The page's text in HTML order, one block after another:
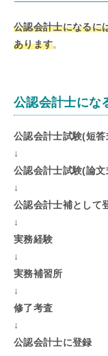
公認会計士になるに
あります。
公認会計士にな
公認会計士試験(短答
↓
公認会計士試験(論文
↓
公認会計士補として
↓
実務経験
↓
実務補習所
↓
修了考査
↓
公認会計士に登録